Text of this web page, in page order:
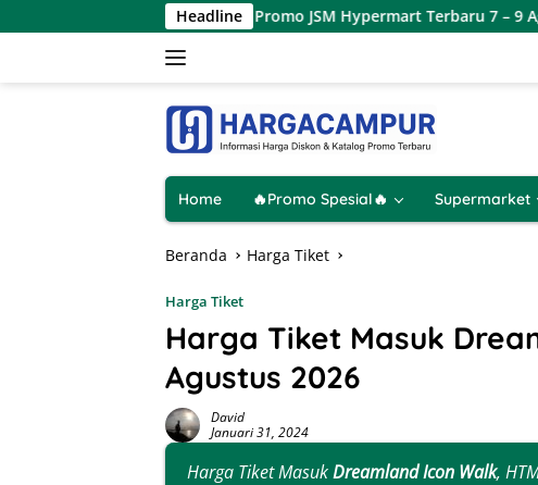
ke
Headline
Katalog Promo JSM Hypermart Terbaru 7 – 9 Agustus 2026
Home 🔥Promo Spesial🔥 Supermarket
Beranda Harga Tiket
Harga Tiket
Harga Tiket Masuk
Agustus 2026
David
Januari 31, 2024
Harga Tiket MasukDreamland Icon Walk,